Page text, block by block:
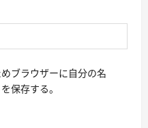
ブラウザーに自分の名
保存する。